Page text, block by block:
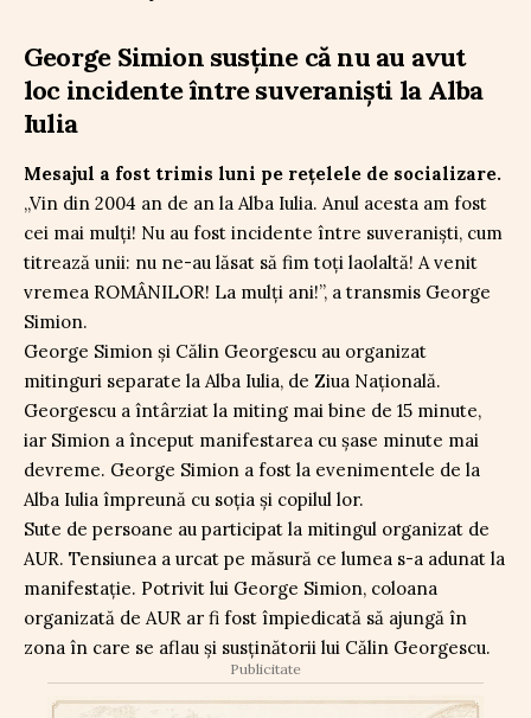
George Simion susține că nu au avut
loc incidente între suveraniști la Alba
Iulia
Mesajul a fost trimis luni pe rețelele de socializare.
„Vin din 2004 an de an la Alba Iulia. Anul acesta am fost
cei mai mulți! Nu au fost incidente între suveraniști, cum
titrează unii: nu ne-au lăsat să fim toți laolaltă! A venit
vremea ROMÂNILOR! La mulți ani!”, a transmis George
Simion.
George Simion și Călin Georgescu au organizat
mitinguri separate la Alba Iulia, de Ziua Națională.
Georgescu a întârziat la miting mai bine de 15 minute,
iar Simion a început manifestarea cu șase minute mai
devreme. George Simion a fost la evenimentele de la
Alba Iulia împreună cu soția și copilul lor.
Sute de persoane au participat la mitingul organizat de
AUR. Tensiunea a urcat pe măsură ce lumea s-a adunat la
manifestație. Potrivit lui George Simion, coloana
organizată de AUR ar fi fost împiedicată să ajungă în
zona în care se aflau și susținătorii lui Călin Georgescu.
Publicitate